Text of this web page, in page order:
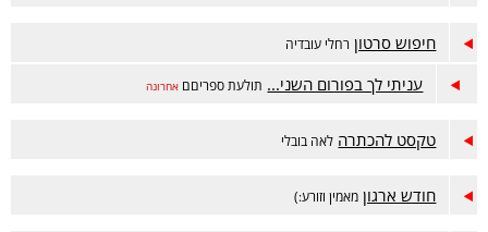
חיפוש סרטון רחלי עובדיה
עניתי לך בפורום השני... תולעת ספריםם אחרונה
טקסט להכתרה לאה בובלי
חודש ארגון מאמין וזורע:)